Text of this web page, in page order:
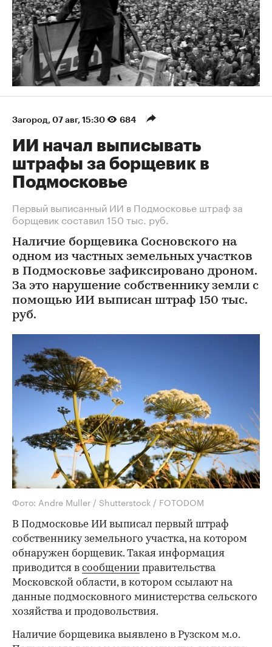
Загород 07 авг, 15:30 684
ИИ начал выписывать
штрафы за борщевик в
Подмосковье
Первый выписанный ИИ в Подмосковье штраф за
борщевик составил 150 тыс. руб.
Наличие борщевика Сосновского на
одном из частных земельных участков
в Подмосковье зафиксировано дроном.
За это нарушение собственнику земли с
помощью ИИ выписан штраф 150 тыс.
руб.
Фото: Andre Muller / Shutterstock / FOTODOM
В Подмосковье ИИ выписал первый штраф
собственнику земельного участка, на котором
обнаружен борщевик. Такая информация
приводится в сообщении правительства
Московской области, в котором ссылают на
данные подмосковного министерства сельского
хозяйства и продовольствия.
Наличие борщевика выявлено в Рузском м.о.